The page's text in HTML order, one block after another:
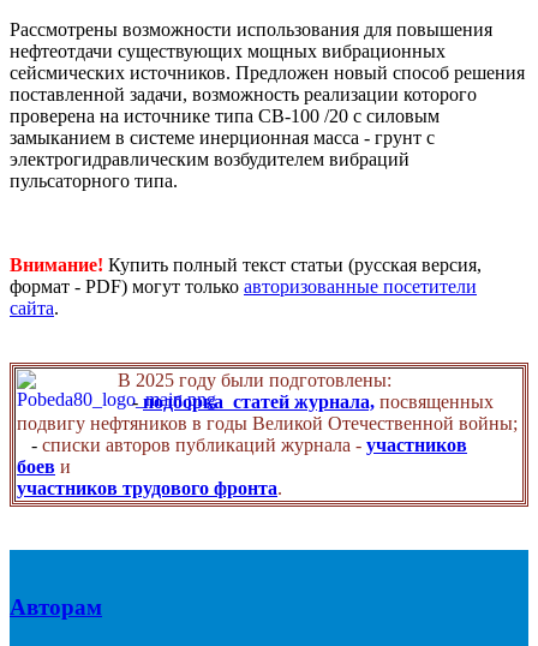
Рассмотрены возможности использования для повышения
нефтеотдачи существующих мощных вибрационных
сейсмических источников. Предложен новый способ решения
поставленной задачи, возможность реализации которого
проверена на источнике типа СВ-100 /20 с силовым
замыканием в системе инерционная масса - грунт с
электрогидравлическим возбудителем вибраций
пульсаторного типа.
Внимание! Купить полный текст статьи (русская версия,
формат - PDF) могут только авторизованные посетители
сайта.
В 2025 году были подготовлены:
- подборка статей журнала, посвященных
подвигу нефтяников в годы Великой Отечественной войны;
- списки авторов публикаций журнала - участников
боев и
участников трудового фронта.
Авторам